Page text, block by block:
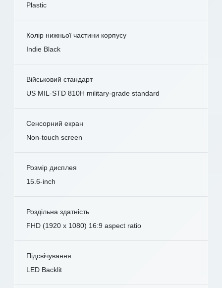
Plastic
Колір нижньої частини корпусу
Indie Black
Військовий стандарт
US MIL-STD 810H military-grade standard
Сенсорний екран
Non-touch screen
Розмір дисплея
15.6-inch
Роздільна здатність
FHD (1920 x 1080) 16:9 aspect ratio
Підсвічування
LED Backlit